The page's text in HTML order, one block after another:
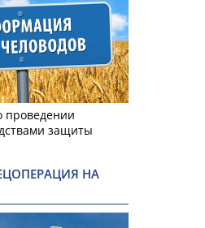
проведении
защиты
НА